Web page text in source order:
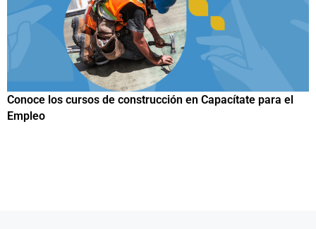
el
Papuchis y el Sueño Michoacano como alternativa
productiva